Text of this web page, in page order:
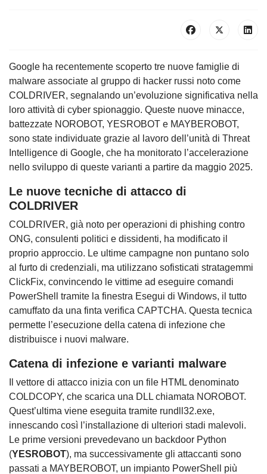
Google ha recentemente scoperto tre nuove famiglie di
malware associate al gruppo di hacker russi noto come
COLDRIVER, segnalando un’evoluzione significativa nella
loro attività di cyber spionaggio. Queste nuove minacce,
battezzate NOROBOT, YESROBOT e MAYBEROBOT,
sono state individuate grazie al lavoro dell’unità di Threat
Intelligence di Google, che ha monitorato l’accelerazione
nello sviluppo di queste varianti a partire da maggio 2025.
Le nuove tecniche di attacco di
COLDRIVER
COLDRIVER, già noto per operazioni di phishing contro
ONG, consulenti politici e dissidenti, ha modificato il
proprio approccio. Le ultime campagne non puntano solo
al furto di credenziali, ma utilizzano sofisticati stratagemmi
ClickFix, convincendo le vittime ad eseguire comandi
PowerShell tramite la finestra Esegui di Windows, il tutto
camuffato da una finta verifica CAPTCHA. Questa tecnica
permette l’esecuzione della catena di infezione che
distribuisce i nuovi malware.
Catena di infezione e varianti malware
Il vettore di attacco inizia con un file HTML denominato
COLDCOPY, che scarica una DLL chiamata NOROBOT.
Quest’ultima viene eseguita tramite rundll32.exe,
innescando così l’installazione di ulteriori stadi malevoli.
Le prime versioni prevedevano un backdoor Python
(YESROBOT), ma successivamente gli attaccanti sono
passati a MAYBEROBOT, un impianto PowerShell più